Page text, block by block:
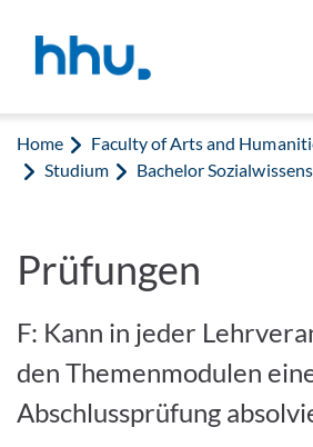
Home Faculty of Arts and
Studium
Bachelor
Prüfungen
F: Kann in jeder
den Themenmodulen
Abschlussprüfung